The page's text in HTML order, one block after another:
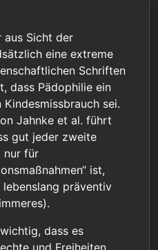
aus Sicht der
eine extreme
Schriften
dass Pädophilie ein
sei.
Jahnke et al. führt
gut jeder zweite
nur für
ist,
präventiv
dass es